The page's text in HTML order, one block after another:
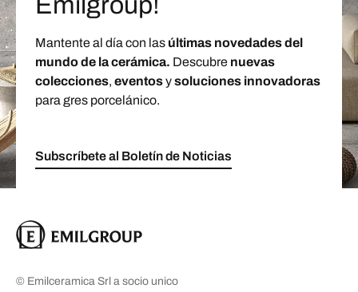
Mantente al día con las últimas novedades del
mundo de la cerámica. Descubre nuevas
colecciones, eventosysoluciones innovadoras
para gres porcelánico.
Subscríbete al Boletín de Noticias
© Emilceramica Srl a socio unico